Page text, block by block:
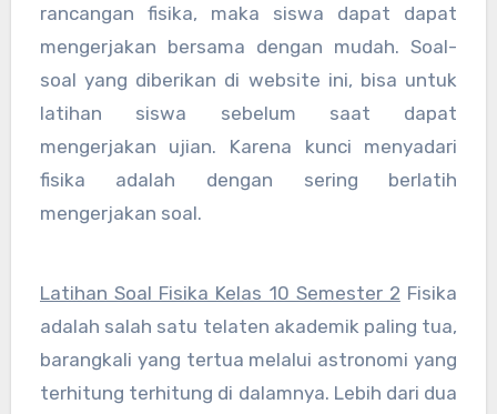
rancangan fisika, maka siswa dapat dapat
mengerjakan bersama dengan mudah. Soal-
soal yang diberikan di website ini, bisa untuk
latihan siswa sebelum saat dapat
mengerjakan ujian. Karena kunci menyadari
fisika adalah dengan sering berlatih
mengerjakan soal.
Latihan Soal Fisika Kelas 10 Semester 2 Fisika
adalah salah satu telaten akademik paling tua,
barangkali yang tertua melalui astronomi yang
terhitung terhitung di dalamnya. Lebih dari dua